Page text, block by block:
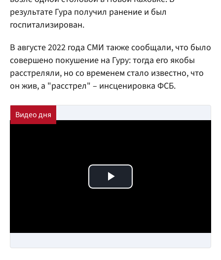
результате Гура получил ранение и был
госпитализирован.
В августе 2022 года СМИ также сообщали, что было
совершено покушение на Гуру: тогда его якобы
расстреляли, но со временем стало известно, что
он жив, а "расстрел" – инсценировка ФСБ.
Play Video